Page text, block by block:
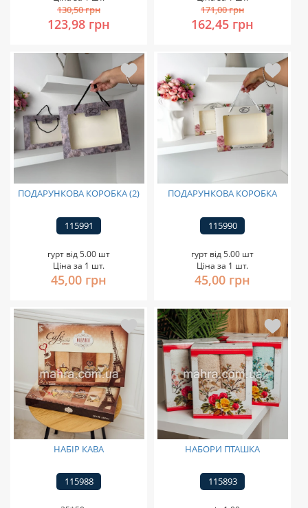
130,50 грн
123,98 грн
171,00 грн
162,45 грн
ПОДАРУНКОВА КОРОБКА (2)
115991
гурт від 5.00 шт
Ціна за 1 шт.
45,00 грн
ПОДАРУНКОВА КОРОБКА
115990
гурт від 5.00 шт
Ціна за 1 шт.
45,00 грн
НАБІР КАВА
115988
НАБОРИ ПТАШКА
115893